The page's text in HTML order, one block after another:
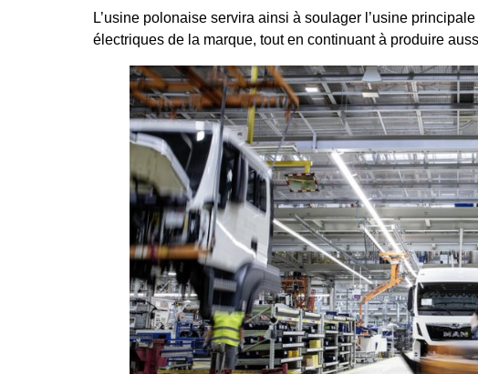
L’usine polonaise servira ainsi à soulager l’usine
électriques de la marque, tout en continuant à produire